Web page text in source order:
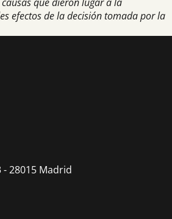
efectos de la decisión tomada por la
28015 Madrid